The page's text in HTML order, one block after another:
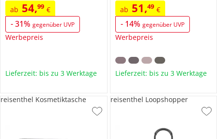
ab 54,99 €
-31% gegenüber UVP
Werbepreis
Lieferzeit: bis zu 3 Werktage
ab 51,49 €
- 14% gegenüber UVP
Werbepreis
Lieferzeit: bis zu 3 Werktage
reisenthel Kosmetiktasche reisenthel Loopshopper